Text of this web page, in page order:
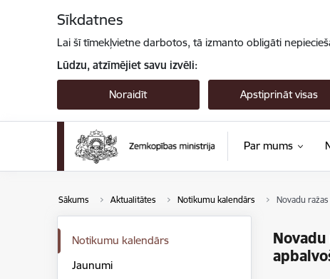
Sīkdatnes
Lai šī tīmekļvietne darbotos, tā izmanto obligāti
Lūdzu, atzīmējiet savu izvēli:
Noraidīt Apstiprināt visas
Par mums
Sākums Aktualitātes Notikumu kalendārs Novadu
Notikumu kalendārs
Jaunumi